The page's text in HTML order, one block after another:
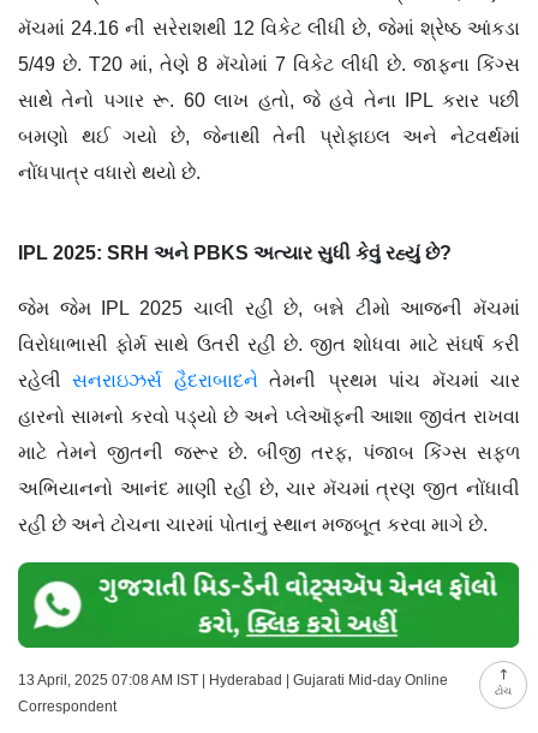
ટોચ
મૅચમાં 24.16 ની સરેરાશથી 12 વિકેટ લીધી છે, જેમાં શ્રેષ્ઠ આંકડા
5/49 છે. T20 માં, તેણે 8 મૅચોમાં 7 વિકેટ લીધી છે. જાફના કિંગ્સ
સાથે તેનો પગાર રૂ. 60 લાખ હતો, જે હવે તેના IPL કરાર પછી
બમણો થઈ ગયો છે, જેનાથી તેની પ્રોફાઇલ અને નેટવર્થમાં
નોંધપાત્ર વધારો થયો છે.
IPL 2025: SRH અને PBKS અત્યાર સુધી કેવું રહ્યું છે?
જેમ જેમ IPL 2025 ચાલી રહી છે, બન્ને ટીમો આજની મૅચમાં
વિરોધાભાસી ફોર્મ સાથે ઉતરી રહી છે. જીત શોધવા માટે સંઘર્ષ કરી
રહેલીસનરાઇઝર્સ હૈદરાબાદનેતેમની પ્રથમ પાંચ મૅચમાં ચાર
હારનો સામનો કરવો પડ્યો છે અને પ્લેઑફની આશા જીવંત રાખવા
માટે તેમને જીતની જરૂર છે. બીજી તરફ, પંજાબ કિંગ્સ સફળ
અભિયાનનો આનંદ માણી રહી છે, ચાર મૅચમાં ત્રણ જીત નોંધાવી
રહી છે અને ટોચના ચારમાં પોતાનું સ્થાન મજબૂત કરવા માગે છે.
13 April, 2025 07:08 AM IST | Hyderabad | Gujarati Mid-day Online
Correspondent